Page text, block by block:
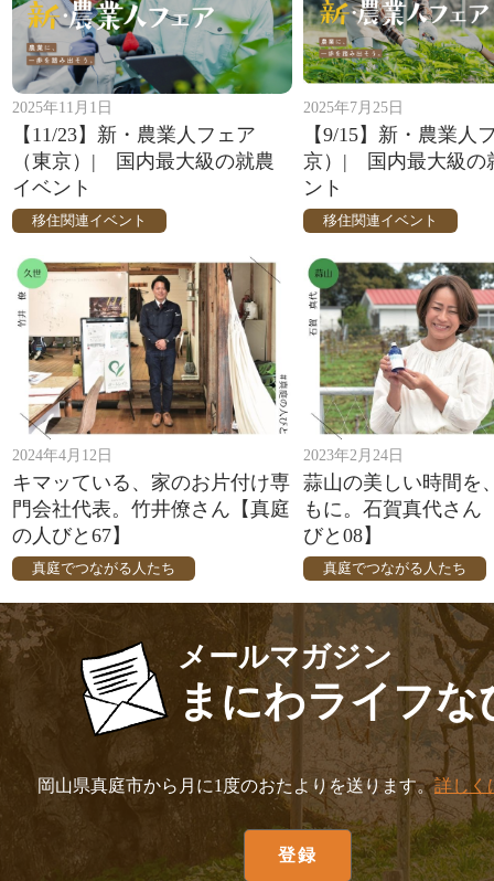
2025年11月1日
【11/23】新・農業人フェア
（東京）| 国内最大級の就農
イベント
移住関連イベント
2025年7月25日
【9/15】新・農業人
京）| 国内最大級の
ント
移住関連イベント
2024年4月12日
キマッている、家のお片付け専
門会社代表。竹井僚さん【真庭
の人びと67】
真庭でつながる人たち
2023年2月24日
蒜山の美しい時間を
もに。石賀真代さん
びと08】
真庭でつながる人たち
メールマガジン
まにわライフな
岡山県真庭市から月に1度のおたよりを送ります。詳しく